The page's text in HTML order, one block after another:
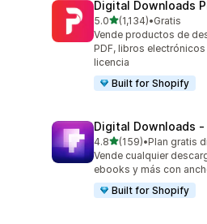
Digital Downloads
5.0de 5 estrellas
(1,134)
1134 reseñas en total
•Gratis
Vende productos de
PDF, libros
licencia
Built for Shopify
Digital Downloads
4.8de 5 estrellas
(159)
159 reseñas en total
•Plan gratis
Vende cualquier
ebooks y más con
Built for Shopify